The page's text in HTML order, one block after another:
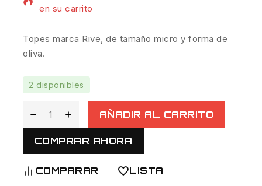
en su carrito
Topes marca Rive, de tamaño micro y forma de
oliva.
2 disponibles
AÑADIR AL CARRITO
COMPRAR AHORA
COMPARAR
LISTA